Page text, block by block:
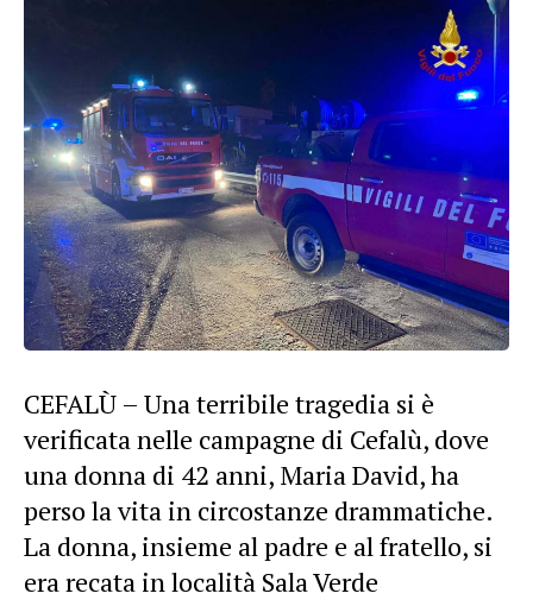
CEFALÙ – Una terribile tragedia si è
verificata nelle campagne di Cefalù, dove
una donna di 42 anni, Maria David, ha
perso la vita in circostanze drammatiche.
La donna, insieme al padre e al fratello, si
era recata in località Sala Verde